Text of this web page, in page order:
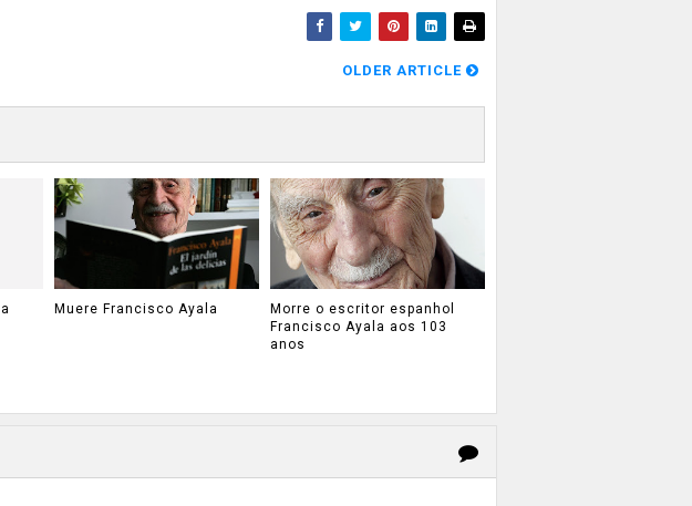
OLDER ARTICLE
Muere Francisco Ayala
Morre o escritor espanhol
Francisco Ayala aos 103
anos